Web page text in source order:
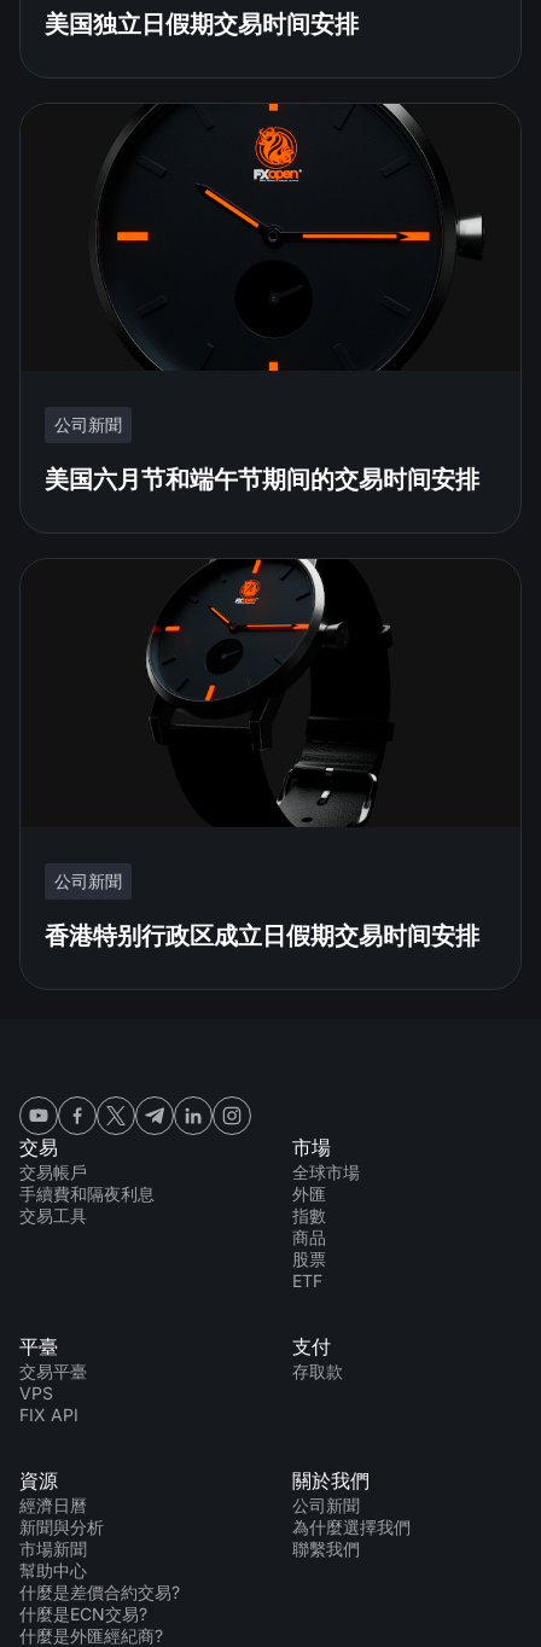
美国独立日假期交易时间安排
公司新聞
美国六月节和端午节期间的交易时间安排
公司新聞
香港特别行政区成立日假期交易时间安排
交易
交易帳戶
手續費和隔夜利息
交易工具
市場
全球市場
外匯
指數
商品
股票
ETF
平臺
交易平臺
VPS
FIX API
支付
存取款
資源
經濟日曆
新聞與分析
市場新聞
幫助中心
什麼是差價合約交易?
什麼是ECN交易?
什麼是外匯經紀商?
關於我們
公司新聞
為什麼選擇我們
聯繫我們